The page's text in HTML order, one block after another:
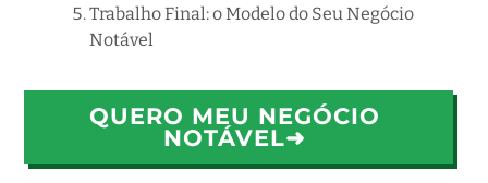
Trabalho Final: o Modelo do Seu Negócio
Notável
QUERO MEU NEGÓCIO
NOTÁVEL➜